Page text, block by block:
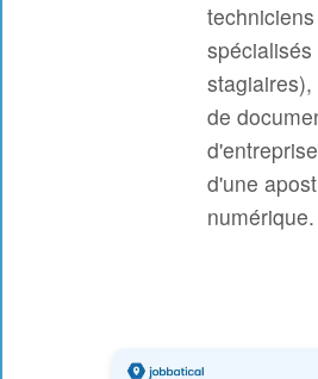
techniciens
spécialisés
stagiaires),
de
d'une
numérique.